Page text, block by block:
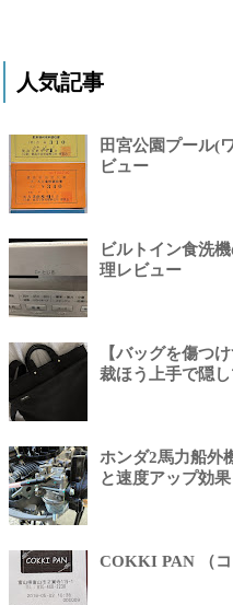
人気記事
田宮公園プール(
ビュー
ビルトイン食洗
理レビュー
【バッグを傷つ
裁ほう上手で隠
ホンダ2馬力船外
と速度アップ効果
COKKI PAN （コ